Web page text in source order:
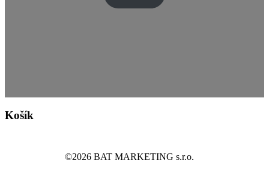
Košík
©2026 BAT MARKETING s.r.o.